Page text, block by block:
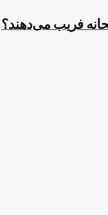
فریب می‌دهند؟